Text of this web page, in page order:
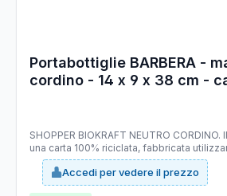
Portabottiglie BARBERA -
cordino - 14 x 9 x 38 cm -
SHOPPER BIOKRAFT NEUTRO
una carta 100% riciclata, fabbricata
selezionati di altissima qualità, idonei a
prodotto e di colorazione; è
COMPOSTABILE. Dimensioni:
Accedi per vedere il prezzo